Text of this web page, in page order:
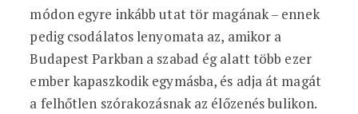
módon egyre inkább utat tör magának – ennek
pedig csodálatos lenyomata az, amikor a
Budapest Parkban a szabad ég alatt több ezer
ember kapaszkodik egymásba, és adja át magát
a felhőtlen szórakozásnak az élőzenés bulikon.